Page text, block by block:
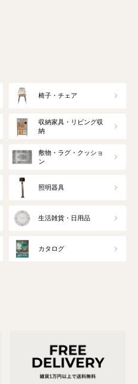
椅子・チェア
収納家具・リビング収
納
敷物・ラグ・クッショ
ン
照明器具
生活雑貨・日用品
カタログ